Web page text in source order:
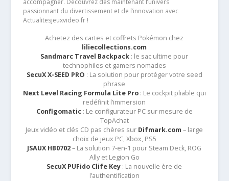
accompagner. Découvrez dès maintenant l’univers
passionnant du divertissement et de l’innovation avec
Actualitesjeuxvideo.fr !
Achetez des cartes et coffrets Pokémon chez
liliecollections.com
Sandmarc Travel Backpack : le sac ultime pour
technophiles et gamers nomades
SecuX X-SEED PRO : La solution pour protéger votre seed
phrase
Next Level Racing Formula Lite Pro: Le cockpit pliable qui
redéfinit l’immersion
Configomatic: Le configurateur PC sur mesure de
TopAchat
Jeux vidéo et clés CD pas chères sur Difmark.com – large
choix de jeux PC, Xbox, PS5
JSAUX HB0702– La solution 7-en-1 pour Steam Deck, ROG
Ally et Legion Go
SecuX PUFido Clife Key : La nouvelle ère de
l’authentification